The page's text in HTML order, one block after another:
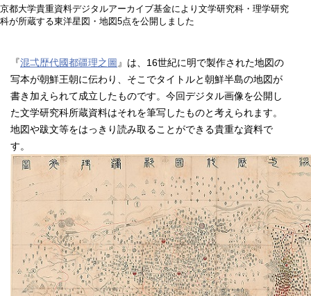
京都大学貴重資料デジタルアーカイブ基金により文学研究科・理学研究
科が所蔵する東洋星図・地図5点を公開しました
『混弌歴代國都疆理之圖 』は、16世紀に明で製作された地図の
写本が朝鮮王朝に伝わり、そこでタイトルと朝鮮半島の地図が
書き加えられて成立したものです。今回デジタル画像を公開し
た文学研究科所蔵資料はそれを筆写したものと考えられます。
地図や跋文等をはっきり読み取ることができる貴重な資料で
す。